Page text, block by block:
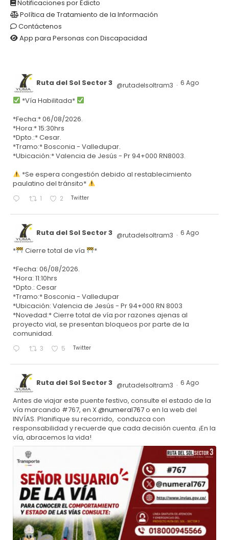
Notificaciones por Edicto
Política de Tratamiento de la Información
Contáctenos
App para Personas con Discapacidad
Ruta del Sol Sector 3 @rutadelsoltram3 · 6 Ago
*Vía Habilitada*
*Fecha:* 06/08/2026.
*Hora:* 15:30hrs
*Dpto.:* Cesar.
*Tramo:* Bosconia - Valledupar.
*Ubicación:* Valencia de Jesús - Pr 94+000 RN8003.
*Se espera congestión debido al restablecimiento
paulatino del tránsito*
1 2 Twitter
Ruta del Sol Sector 3 @rutadelsoltram3 · 6 Ago
* Cierre total de vía
*
*Fecha: 06/08/2026.
*Hora: 11:10hrs
*Dpto.: Cesar
*Tramo:* Bosconia - Valledupar
*Ubicación: Valencia de Jesús - Pr 94+000 RN 8003
*Novedad:* Cierre total de vía por razones ajenas al
proyecto vial, se presentan bloqueos por parte de la
comunidad.
3 5 Twitter
Ruta del Sol Sector 3 @rutadelsoltram3 · 6 Ago
Antes de viajar este puente festivo, consulte el estado de la
vía marcando #767, en X@numeral767o en la web del
INVÍAS. Planifique su recorrido, conduzca con
responsabilidad y recuerde que cada decisión cuenta. ¡En la
vía, abracemos la vida!